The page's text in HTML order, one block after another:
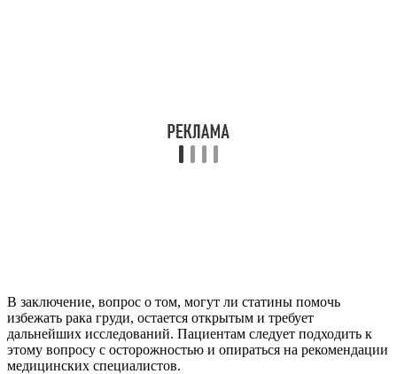
В заключение, вопрос о том, могут ли статины помочь
избежать рака груди, остается открытым и требует
дальнейших исследований. Пациентам следует подходить к
этому вопросу с осторожностью и опираться на рекомендации
медицинских специалистов.